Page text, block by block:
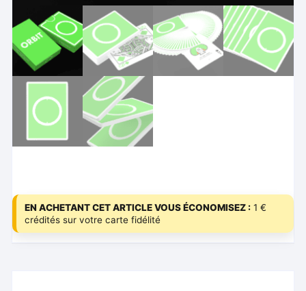
EN ACHETANT CET ARTICLE VOUS ÉCONOMISEZ : 1 €
crédités sur votre carte fidélité